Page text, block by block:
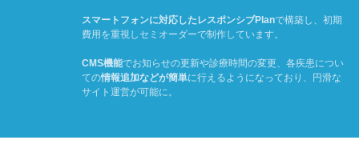
スマートフォンに対応したレスポンシブPlanで構築し、初期
費用を重視しセミオーダーで制作しています。
CMS機能でお知らせの更新や診療時間の変更、各疾患につい
ての情報追加などが簡単に行えるようになっており、円滑な
サイト運営が可能に。